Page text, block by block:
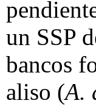
un SSP
bancos
aliso (A.